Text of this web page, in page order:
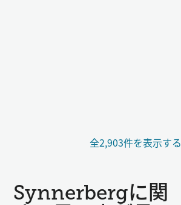
全2,903件を表示する
Synnerbergに関